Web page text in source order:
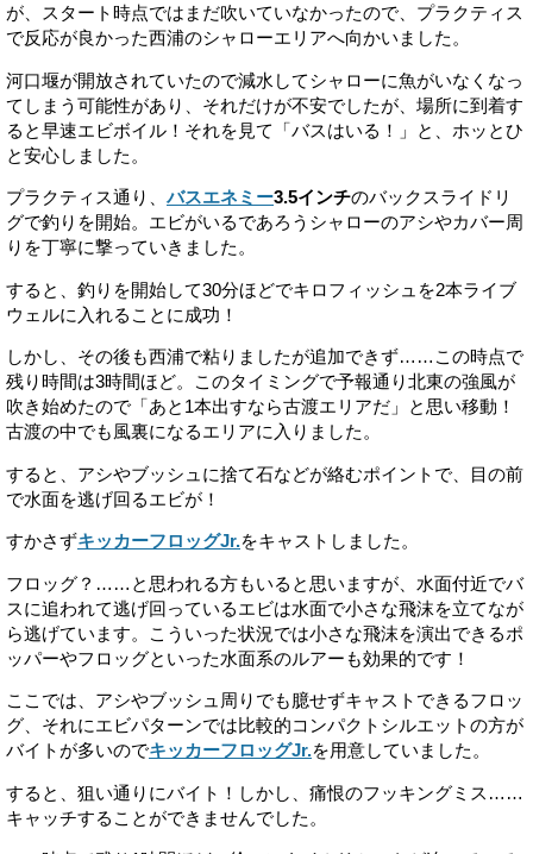
が、スタート時点ではまだ吹いていなかったので、プラクティス
で反応が良かった西浦のシャローエリアへ向かいました。
河口堰が開放されていたので減水してシャローに魚がいなくなっ
てしまう可能性があり、それだけが不安でしたが、場所に到着す
ると早速エビボイル！それを見て「バスはいる！」と、ホッとひ
と安心しました。
プラクティス通り、 バスエネミー3.5インチのバックスライドリ
グで釣りを開始。エビがいるであろうシャローのアシやカバー周
りを丁寧に撃っていきました。
すると、釣りを開始して30分ほどでキロフィッシュを2本ライブ
ウェルに入れることに成功！
しかし、その後も西浦で粘りましたが追加できず……この時点で
残り時間は3時間ほど。このタイミングで予報通り北東の強風が
吹き始めたので「あと1本出すなら古渡エリアだ」と思い移動！
古渡の中でも風裏になるエリアに入りました。
すると、アシやブッシュに捨て石などが絡むポイントで、目の前
で水面を逃げ回るエビが！
すかさずキッカーフロッグJr.をキャストしました。
フロッグ？……と思われる方もいると思いますが、水面付近でバ
スに追われて逃げ回っているエビは水面で小さな飛沫を立てなが
ら逃げています。こういった状況では小さな飛沫を演出できるポ
ッパーやフロッグといった水面系のルアーも効果的です！
ここでは、アシやブッシュ周りでも臆せずキャストできるフロッ
グ、それにエビパターンでは比較的コンパクトシルエットの方が
バイトが多いのでキッカーフロッグJr.を用意していました。
すると、狙い通りにバイト！しかし、痛恨のフッキングミス……
キャッチすることができませんでした。